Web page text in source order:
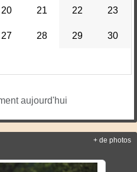
20 21 22 23
27 28 29 30
aujourd'hui
+ de photos